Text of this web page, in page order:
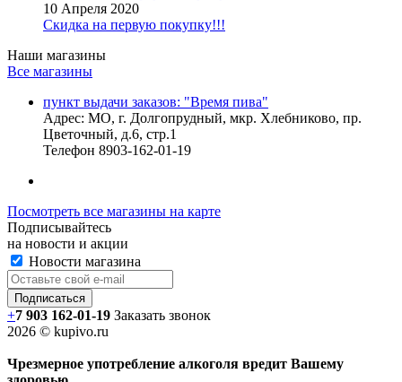
10 Апреля 2020
Скидка на первую покупку!!!
Наши магазины
Все магазины
пункт выдачи заказов: "Время пива"
Адрес: МО, г. Долгопрудный, мкр. Хлебниково, пр.
Цветочный, д.6, стр.1
Телефон 8903-162-01-19
Посмотреть все магазины на карте
Подписывайтесь
на новости и акции
Новости магазина
+7 903 162-01-19 Заказать звонок
2026 © kupivo.ru
Чрезмерное употребление алкоголя вредит Вашему